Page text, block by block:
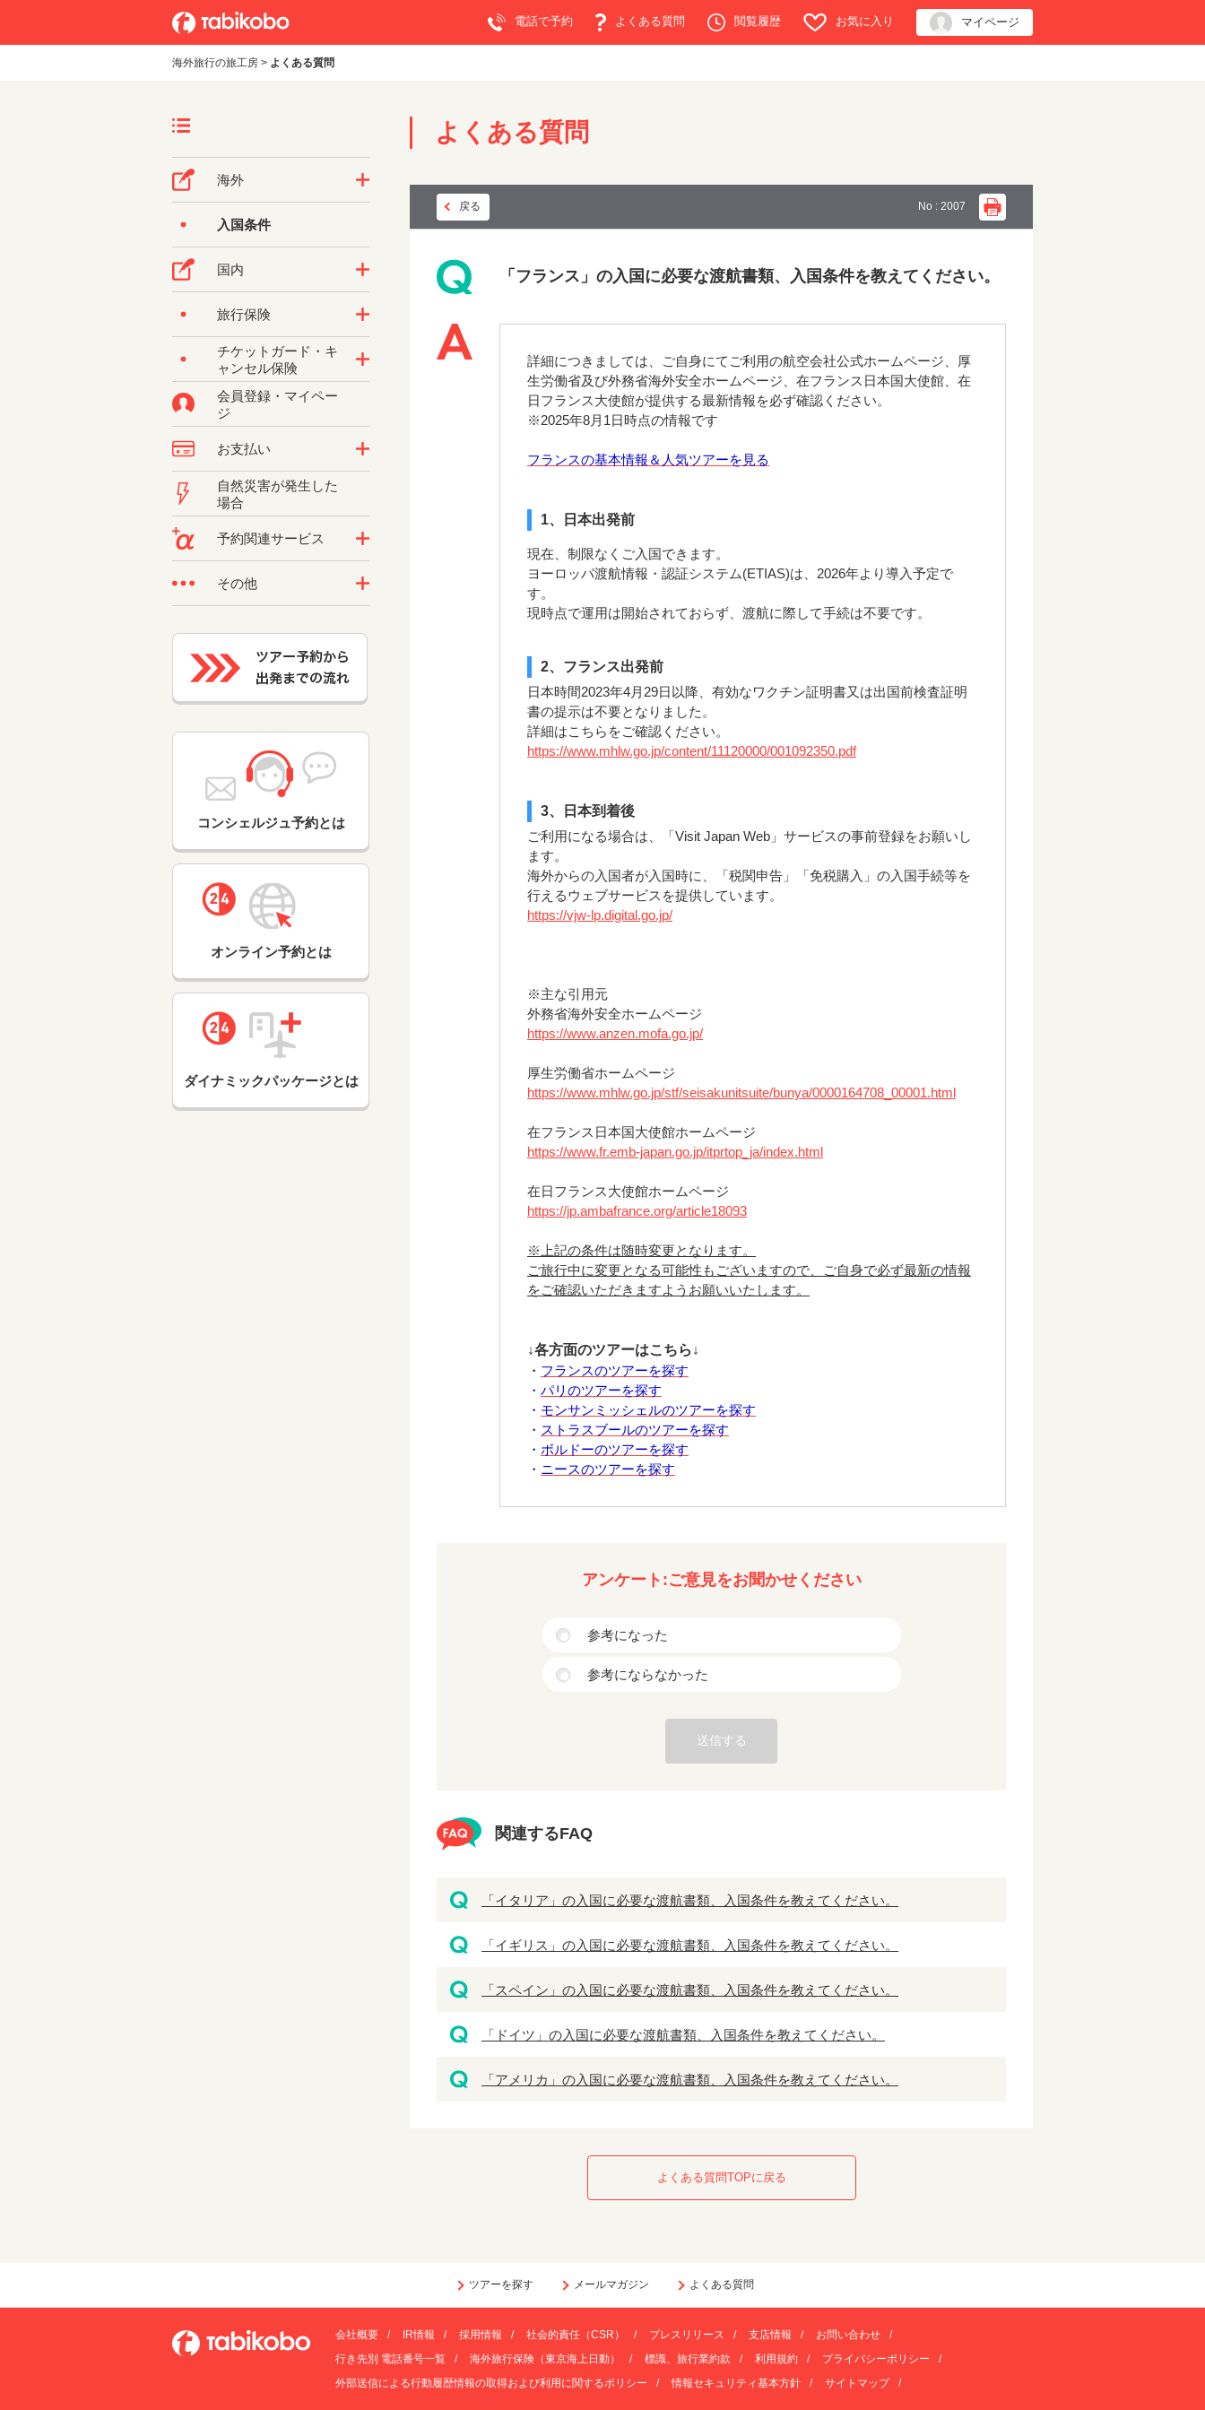
電話で予約 よくある質問 閲覧履歴 お気に入り マイページ
海外旅行の旅工房 > よくある質問
海外
入国条件
国内
旅行保険
チケットガード・キ
ャンセル保険
会員登録・マイペー
ジ
お支払い
自然災害が発生した
場合
予約関連サービス
その他
コンシェルジュ予約とは
オンライン予約とは
ダイナミックパッケージとは
よくある質問
戻る No : 2007
「フランス」の入国に必要な渡航書類、入国条件を教えてください。
詳細につきましては、ご自身にてご利用の航空会社公式ホームページ、厚
生労働省及び外務省海外安全ホームページ、在フランス日本国大使館、在
日フランス大使館が提供する最新情報を必ず確認ください。
※2025年8月1日時点の情報です
フランスの基本情報＆人気ツアーを見る
1、日本出発前
現在、制限なくご入国できます。
ヨーロッパ渡航情報・認証システム(ETIAS)は、2026年より導入予定で
す。
現時点で運用は開始されておらず、渡航に際して手続は不要です。
2、フランス出発前
日本時間2023年4月29日以降、有効なワクチン証明書又は出国前検査証明
書の提示は不要となりました。
詳細はこちらをご確認ください。
https://www.mhlw.go.jp/content/11120000/001092350.pdf
3、日本到着後
ご利用になる場合は、「Visit Japan Web」サービスの事前登録をお願いし
ます。
海外からの入国者が入国時に、「税関申告」「免税購入」の入国手続等を
行えるウェブサービスを提供しています。
https://vjw-lp.digital.go.jp/
※主な引用元
外務省海外安全ホームページ
https://www.anzen.mofa.go.jp/
厚生労働省ホームページ
https://www.mhlw.go.jp/stf/seisakunitsuite/bunya/0000164708_00001.html
在フランス日本国大使館ホームページ
https://www.fr.emb-japan.go.jp/itprtop_ja/index.html
在日フランス大使館ホームページ
https://jp.ambafrance.org/article18093
※上記の条件は随時変更となります。
ご旅行中に変更となる可能性もございますので、ご自身で必ず最新の情報
をご確認いただきますようお願いいたします。
↓各方面のツアーはこちら↓
・ フランスのツアーを探す
・ パリのツアーを探す
・ モンサンミッシェルのツアーを探す
・ ストラスブールのツアーを探す
・ ボルドーのツアーを探す
・ ニースのツアーを探す
アンケート:ご意見をお聞かせください
参考になった
参考にならなかった
関連するFAQ
「イタリア」の入国に必要な渡航書類、入国条件を教えてください。
「イギリス」の入国に必要な渡航書類、入国条件を教えてください。
「スペイン」の入国に必要な渡航書類、入国条件を教えてください。
「ドイツ」の入国に必要な渡航書類、入国条件を教えてください。
「アメリカ」の入国に必要な渡航書類、入国条件を教えてください。
よくある質問TOPに戻る
ツアーを探す メールマガジン よくある質問
会社概要 IR情報 採用情報 社会的責任（CSR） プレスリリース 支店情報
お問い合わせ
行き先別 電話番号一覧
海外旅行保険（東京海上日動） 標識、旅行業約款 利用規約
プライバシーポリシー
外部送信による行動履歴情報の取得および利用に関するポリシー
情報セキュリティ基本方針 サイトマップ